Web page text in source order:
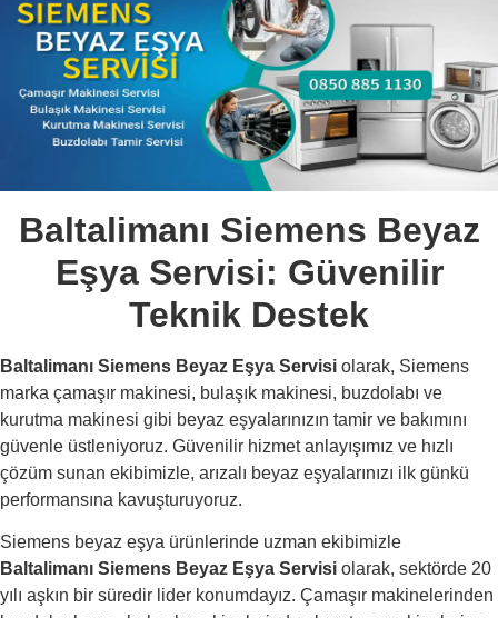
Baltalimanı Siemens Beyaz
Eşya Servisi: Güvenilir
Teknik Destek
Baltalimanı Siemens Beyaz Eşya Servisi olarak, Siemens
marka çamaşır makinesi, bulaşık makinesi, buzdolabı ve
kurutma makinesi gibi beyaz eşyalarınızın tamir ve bakımını
güvenle üstleniyoruz. Güvenilir hizmet anlayışımız ve hızlı
çözüm sunan ekibimizle, arızalı beyaz eşyalarınızı ilk günkü
performansına kavuşturuyoruz.
Siemens beyaz eşya ürünlerinde uzman ekibimizle
Baltalimanı Siemens Beyaz Eşya Servisi olarak, sektörde 20
yılı aşkın bir süredir lider konumdayız. Çamaşır makinelerinden